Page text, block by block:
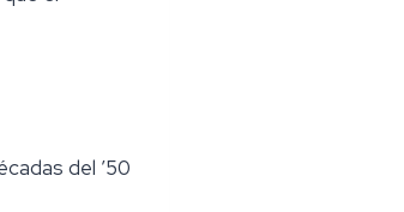
del ’50